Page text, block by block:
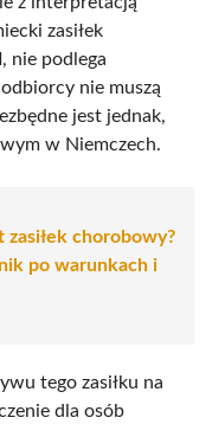
zasiłek
, nie podlega
nie muszą
jest jednak,
w Niemczech.
zasiłek chorobowy?
po warunkach i
tego zasiłku na
dla osób